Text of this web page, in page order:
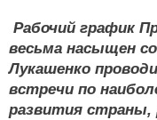
Рабочий график
весьма насыщен
Лукашенко
встречи по
развития страны,